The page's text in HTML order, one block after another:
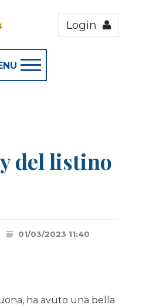
Login
del listino
01/03/2023 11:40
ha avuto una bella